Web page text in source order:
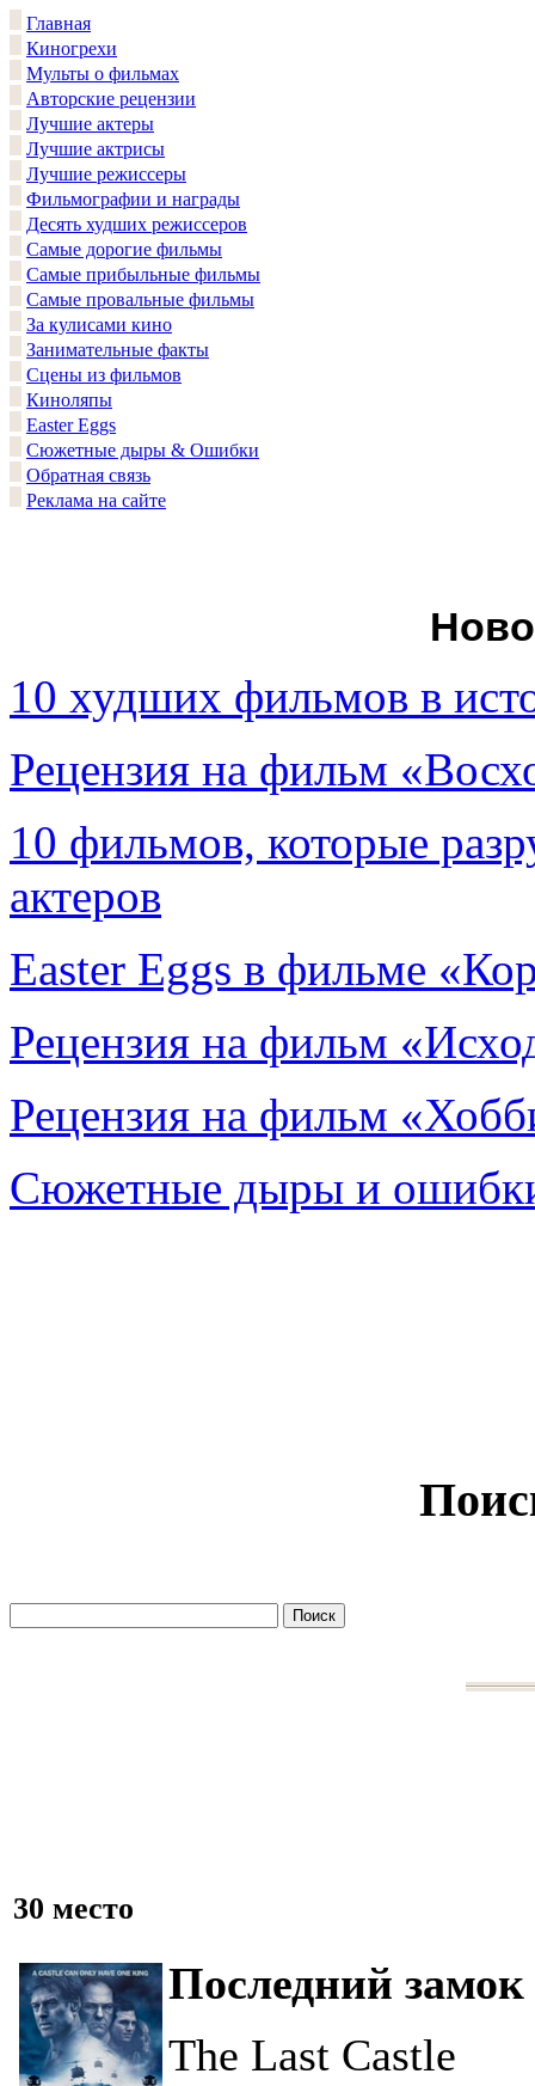
Главная
Киногрехи
Мульты о фильмах
Авторские рецензии
Лучшие актеры
Лучшие актрисы
Лучшие режиссеры
Фильмографии и награды
Десять худших режиссеров
Самые дорогие фильмы
Самые прибыльные фильмы
Самые провальные фильмы
За кулисами кино
Занимательные факты
Сцены из фильмов
Киноляпы
Easter Eggs
Сюжетные дыры & Ошибки
Обратная связь
Реклама на сайте
10 худших фильмов в
Рецензия на фильм
10 фильмов, которые
актеров
Easter Eggs в фильме
Рецензия на фильм
Рецензия на фильм
Сюжетные дыры и
30 место
Последний замок
The Last Castle